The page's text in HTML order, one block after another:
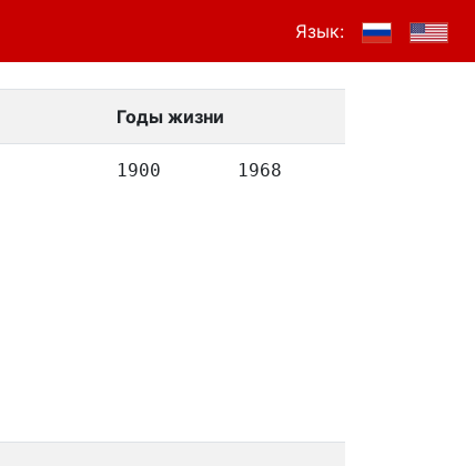
Язык:
Годы жизни
1900 1968